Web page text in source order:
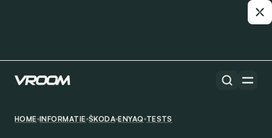
HOME INFORMATIE ŠKODA ENYAQ TESTS